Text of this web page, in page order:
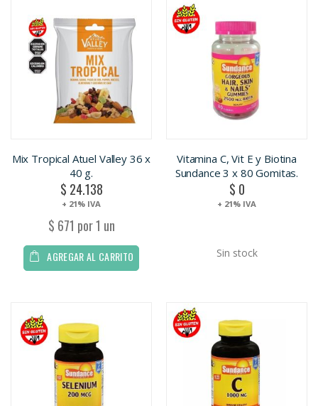
Mix Tropical Atuel Valley 36 x
40 g.
$ 24.138
+ 21% IVA
$ 671 por 1 un
AGREGAR AL CARRITO
Vitamina C, Vit E y Biotina
Sundance 3 x 80 Gomitas.
$ 0
+ 21% IVA
Sin stock